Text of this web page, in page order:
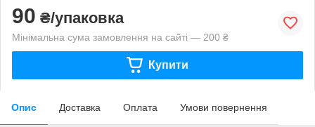
90 ₴/упаковка
Мінімальна сума замовлення на сайті — 200 ₴
Купити
Опис Доставка Оплата Умови повернення